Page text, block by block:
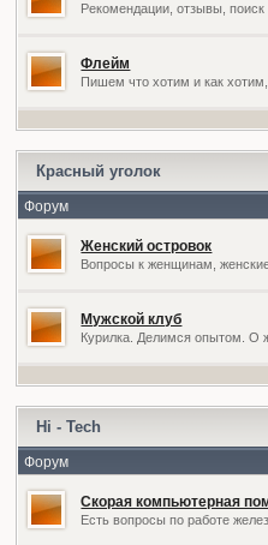
Рекомендации, отзывы, поиск
Флейм
Пишем что хотим и как
Красный уголок
Форум
Женский островок
Вопросы к женщинам,
Мужской клуб
Курилка. Делимся опытом. О
Hi - Tech
Форум
Скорая компьютерная
Есть вопросы по работе